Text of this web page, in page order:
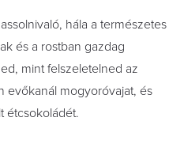
hála a természetes
és a rostban gazdag
mint felszeletelned az
evőkanál mogyoróvajat, és
étcsokoládét.